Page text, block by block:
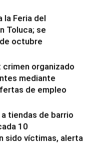
la Feria del
Toluca; se
octubre
organizado
mediante
de empleo
tiendas de barrio
10
sido víctimas, alerta